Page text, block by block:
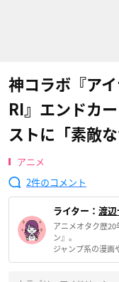
神コラボ『ア
RI』エンドカ
ストに「素敵な
アニメ
2
ライター： 渡辺
アニメオタク歴
ン』。
ジャンプ系の漫画